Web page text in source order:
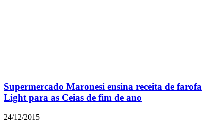
Supermercado Maronesi ensina receita de farofa
Light para as Ceias de fim de ano
24/12/2015